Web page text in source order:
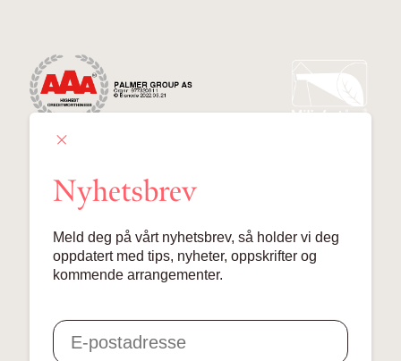
Lille Grensen 7, 0159 Oslo
© 2024 Palmer Group AS
Nyhetsbrev
Meld deg på vårt nyhetsbrev, så holder vi deg
oppdatert med tips, nyheter, oppskrifter og
kommende arrangementer.